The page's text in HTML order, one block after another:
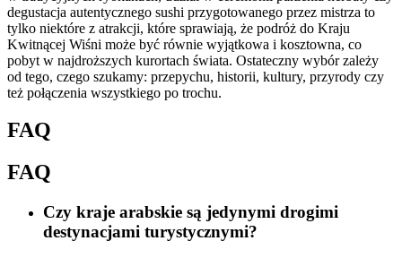
degustacja autentycznego sushi przygotowanego przez mistrza to
tylko niektóre z atrakcji, które sprawiają, że podróż do Kraju
Kwitnącej Wiśni może być równie wyjątkowa i kosztowna, co
pobyt w najdroższych kurortach świata. Ostateczny wybór zależy
od tego, czego szukamy: przepychu, historii, kultury, przyrody czy
też połączenia wszystkiego po trochu.
FAQ
FAQ
Czy kraje arabskie są jedynymi drogimi
destynacjami turystycznymi?